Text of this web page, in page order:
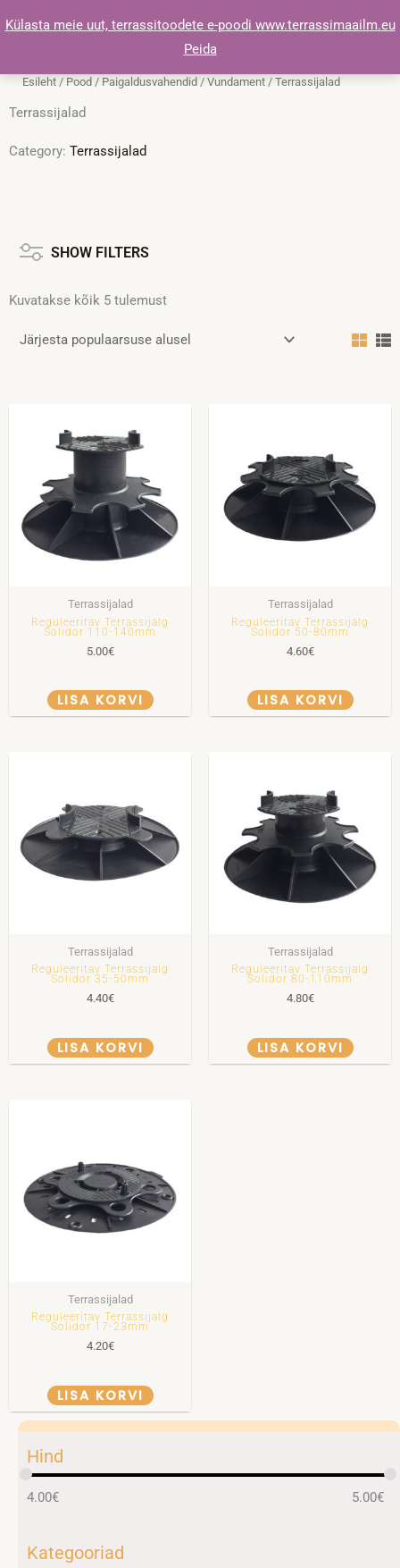
Külasta meie uut, terrassitoodete e-poodi www.terrassimaailm.eu
Peida
to
Esileht / Pood / Paigaldusvahendid / Vundament / Terrassijalad
Hind
4.00€ 5.00€
Kategooriad
Terrassijalad
Category: Terrassijalad
SHOW FILTERS
Kuvatakse kõik 5 tulemust
Terrassijalad
Reguleeritav Terrassijalg
Solidor 110-140mm
5.00€
LISA KORVI
Terrassijalad
Reguleeritav Terrassijalg
Solidor 50-80mm
4.60€
LISA KORVI
Terrassijalad
Reguleeritav Terrassijalg
Solidor 35-50mm
4.40€
LISA KORVI
Terrassijalad
Reguleeritav Terrassijalg
Solidor 80-110mm
4.80€
LISA KORVI
Terrassijalad
Reguleeritav Terrassijalg
Solidor 17-23mm
4.20€
LISA KORVI